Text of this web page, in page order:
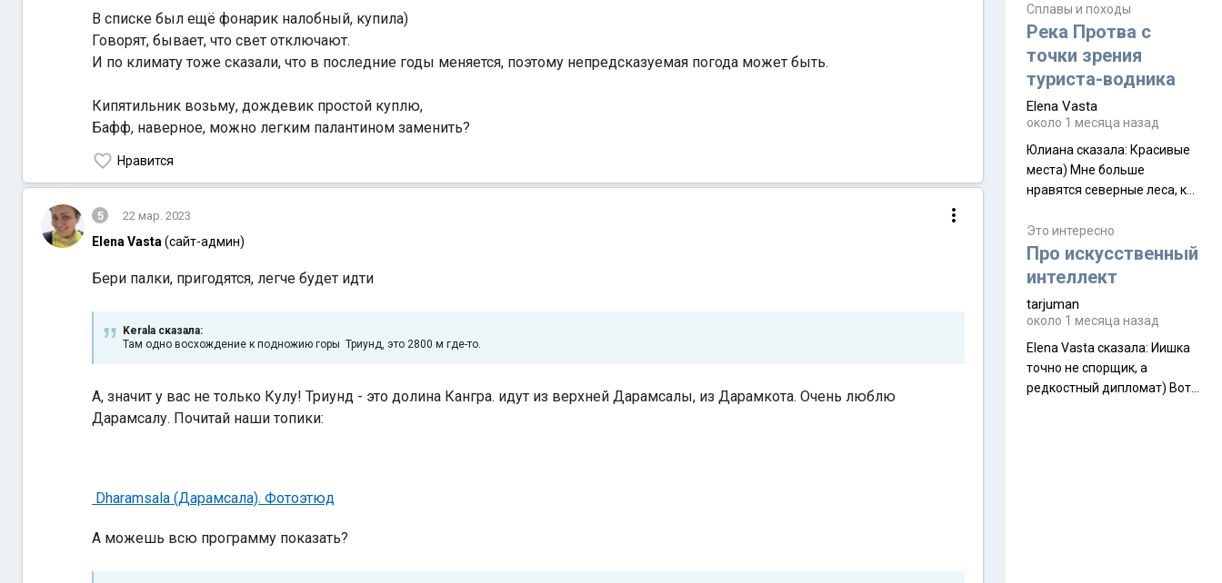
В списке был ещё фонарик налобный, купила)
Говорят, бывает, что свет отключают.
И по климату тоже сказали, что в последние годы меняется, поэтому непредсказуемая погода может быть.
Кипятильник возьму, дождевик простой куплю,
Бафф, наверное, можно легким палантином заменить?
Нравится
5 22 мар. 2023
Elena Vasta (сайт-админ)
Бери палки, пригодятся, легче будет идти
Kerala сказалa:
Там одно восхождение к подножию горы Триунд, это 2800 м где-то.
А, значит у вас не только Кулу! Триунд - это долина Кангра. идут из верхней Дарамсалы, из Дарамкота. Очень люблю
Дарамсалу. Почитай наши топики:
Dharamsala (Дарамсала). Фотоэтюд
А можешь всю программу показать?
туристическую палатку The
Free, которая стала первой
ультралегкой моделью в
ассортименте
производителя. Новинка
получила двухслойную
конструкцию с отдельным
внешним тентом и сетчатой
внутренней палаткой, а ее
комплектации составляет
около 845 г. Палатка весит
менее
Сплавы и походы
Река Протва с
точки зрения
туриста-водника
Elena Vasta
около 1 месяца назад
Юлиана сказалa: Красивые
места) Мне больше
нравятся северные леса, как
южной тайги
Это интересно
Про искусственный
интеллект
tarjuman
около 1 месяца назад
Elena Vasta сказалa: Иишка
точно не спорщик, а
редкостный дипломат) Вот,